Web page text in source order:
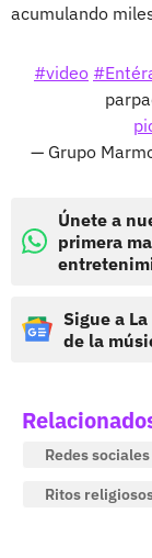
acumulando
#video
— Grupo
Únete a
primera
Sigue a
de la
Redes sociales
Ritos